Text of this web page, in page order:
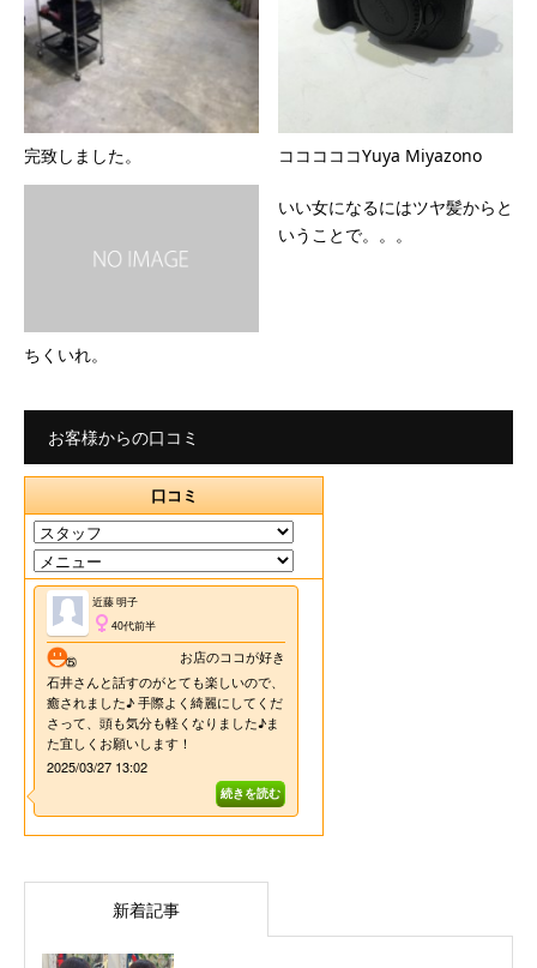
完致しました。 コココココYuya Miyazono
ちくいれ。
いい女になるにはツヤ髪からと
いうことで。。。
お客様からの口コミ
新着記事